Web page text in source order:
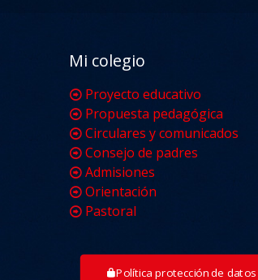
Mi colegio
Proyecto educativo
Propuesta pedagógica
Circulares y comunicados
Consejo de padres
Admisiones
Orientación
Pastoral
Política protección de datos